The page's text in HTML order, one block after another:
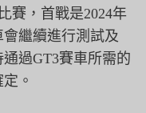
賽， 首戰是2024年
會繼續進行測試及
過GT3賽車所需的
。